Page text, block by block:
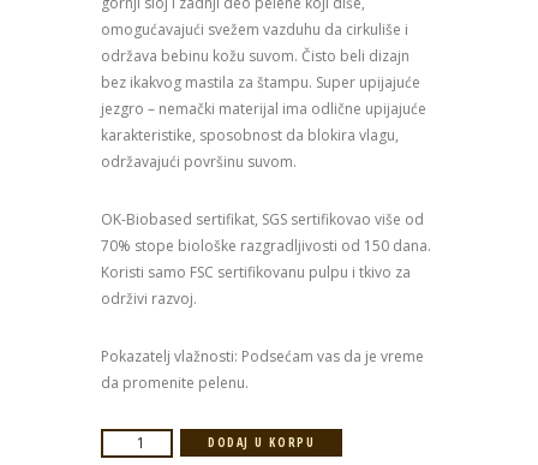
omogućavajući svežem vazduhu da cirkuliše i
održava bebinu kožu suvom. Čisto beli dizajn
bez ikakvog mastila za štampu. Super upijajuće
jezgro – nemački materijal ima odlične upijajuće
karakteristike, sposobnost da blokira vlagu,
održavajući površinu suvom.
OK-Biobased sertifikat, SGS sertifikovao više od
70% stope biološke razgradljivosti od 150 dana.
Koristi samo FSC sertifikovanu pulpu i tkivo za
održivi razvoj.
Pokazatelj vlažnosti: Podsećam vas da je vreme
da promenite pelenu.
DODAJ U KORPU